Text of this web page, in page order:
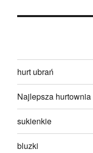
hurt ubrań
Najlepsza
sukienkie
bluzki